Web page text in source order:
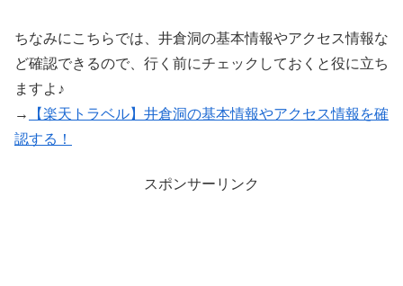
ちなみにこちらでは、井倉洞の基本情報やアクセス情報な
ど確認できるので、行く前にチェックしておくと役に立ち
ますよ♪
→
【楽天トラベル】井倉洞の基本情報やアクセス情報を確
認する！
スポンサーリンク